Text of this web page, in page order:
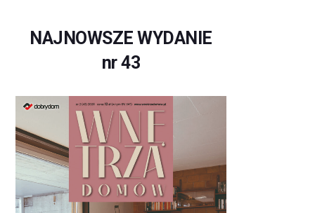
NAJNOWSZE WYDANIE
nr 43